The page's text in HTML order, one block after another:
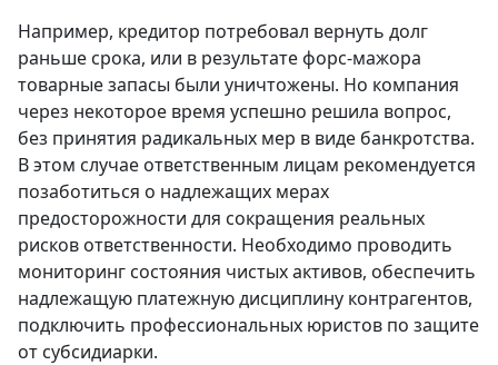
Например, кредитор потребовал вернуть долг
раньше срока, или в результате форс-мажора
товарные запасы были уничтожены. Но компания
через некоторое время успешно решила вопрос,
без принятия радикальных мер в виде банкротства.
В этом случае ответственным лицам рекомендуется
позаботиться о надлежащих мерах
предосторожности для сокращения реальных
рисков ответственности. Необходимо проводить
мониторинг состояния чистых активов, обеспечить
надлежащую платежную дисциплину контрагентов,
подключить профессиональных юристов по защите
от субсидиарки.